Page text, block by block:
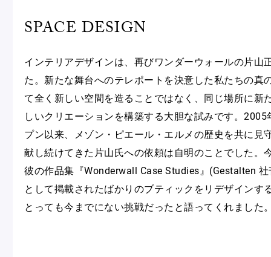
SPACE DESIGN
インテリアデザインは、再びワンダーウォールの片山
た。新たな舞台へのテレポートを決意した私たちの真
て全く新しい空間を造ることではなく、同じ場所に新
しいクリエーションを構築する大胆な試みです。
プン以来、メゾン・ピエール・エルメの歴史を共に見
献し続けてきた片山氏への依頼は自明のことでした。
彼の作品集『Wonderwall Case Studies』(Gestalten
として掲載されたばかりのブティックをリデザインす
とっても今までにない挑戦だったと語ってくれました